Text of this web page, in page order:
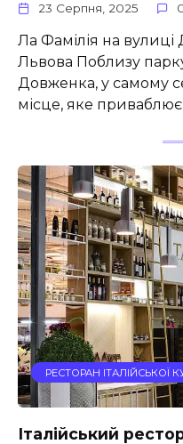
23 Серпня, 2025
Ла Фамілія на
Львова Поблизу
Довженка, у самому
місце, яке
РЕСТОРАН ІТАЛІЙСЬКОЇ
Італійський